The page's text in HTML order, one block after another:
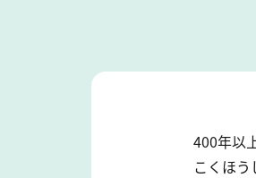
400年以
こくほ